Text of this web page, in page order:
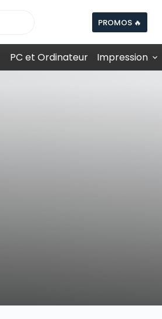
PROMOS 🔥
PC et Ordinateur Impression